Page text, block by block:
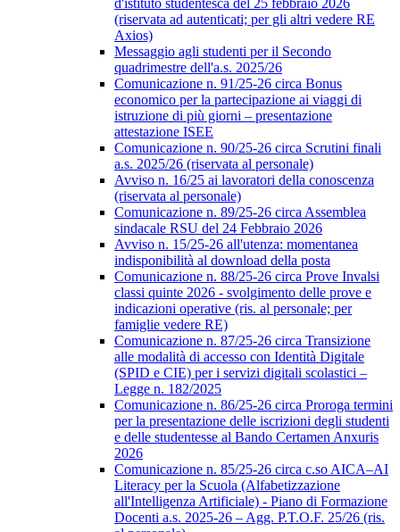
d'istituto studentesca del 25 febbraio 2026
(riservata ad autenticati; per gli altri vedere RE
Axios)
Messaggio agli studenti per il Secondo
quadrimestre dell'a.s. 2025/26
Comunicazione n. 91/25-26 circa Bonus
economico per la partecipazione ai viaggi di
istruzione di più giorni – presentazione
attestazione ISEE
Comunicazione n. 90/25-26 circa Scrutini finali
a.s. 2025/26 (riservata al personale)
Avviso n. 16/25 ai lavoratori della conoscenza
(riservata al personale)
Comunicazione n. 89/25-26 circa Assemblea
sindacale RSU del 24 Febbraio 2026
Avviso n. 15/25-26 all'utenza: momentanea
indisponibilità al download della posta
Comunicazione n. 88/25-26 circa Prove Invalsi
classi quinte 2026 - svolgimento delle prove e
indicazioni operative (ris. al personale; per
famiglie vedere RE)
Comunicazione n. 87/25-26 circa Transizione
alle modalità di accesso con Identità Digitale
(SPID e CIE) per i servizi digitali scolastici –
Legge n. 182/2025
Comunicazione n. 86/25-26 circa Proroga termini
per la presentazione delle iscrizioni degli studenti
e delle studentesse al Bando Certamen Anxuris
2026
Comunicazione n. 85/25-26 circa c.so AICA–AI
Literacy per la Scuola (Alfabetizzazione
all'Intelligenza Artificiale) - Piano di Formazione
Docenti a.s. 2025-26 – Agg. P.T.O.F. 25/26 (ris.